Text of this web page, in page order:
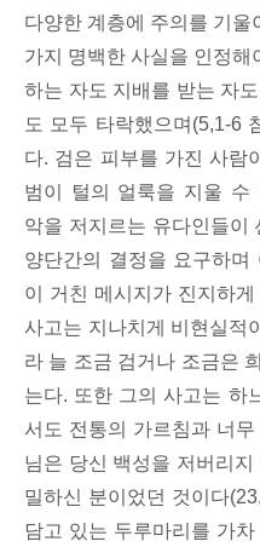
다양한 계층에 주의를 기
가지 명백한 사실을 인정해
하는 자도 지배를 받는 자
도 모두 타락했으며(5,1-6
다. 검은 피부를 가진 사람
범이 털의 얼룩을 지울 수
악을 저지르는 유다인들이
양단간의 결정을 요구하
이 거친 메시지가 진지하
사고는 지나치게 비현실적
라 늘 조금 검거나 조금은
는다. 또한 그의 사고는 하
서도 전통의 가르침과 너
님은 당신 백성을 저버리지
밀하신 분이었던 것이다
담고 있는 두루마리를 가